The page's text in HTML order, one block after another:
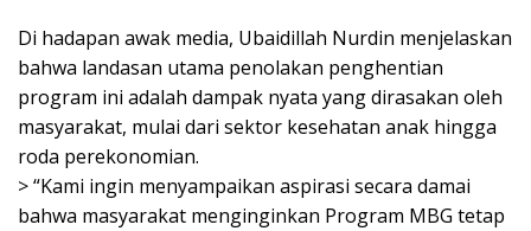
Di hadapan awak media, Ubaidillah Nurdin menjelaskan
bahwa landasan utama penolakan penghentian
program ini adalah dampak nyata yang dirasakan oleh
masyarakat, mulai dari sektor kesehatan anak hingga
roda perekonomian.
> “Kami ingin menyampaikan aspirasi secara damai
bahwa masyarakat menginginkan Program MBG tetap